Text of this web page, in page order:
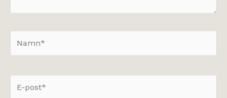
post*